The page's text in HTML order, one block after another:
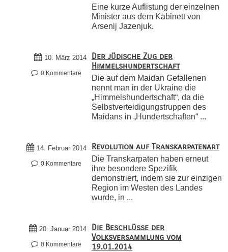
Eine kurze Auflistung der einzelnen
Minister aus dem Kabinett von
Arsenij Jazenjuk.
10. März 2014
0 Kommentare
Der jüdische Zug der
Himmelshundertschaft
Die auf dem Maidan Gefallenen
nennt man in der Ukraine die
„Himmelshundertschaft“, da die
Selbstverteidigungstruppen des
Maidans in „Hundertschaften“ ...
14. Februar 2014
0 Kommentare
Revolution auf Transkarpatenart
Die Transkarpaten haben erneut
ihre besondere Spezifik
demonstriert, indem sie zur einzigen
Region im Westen des Landes
wurde, in ...
20. Januar 2014
0 Kommentare
Die Beschlüsse der
Volksversammlung vom
19.01.2014